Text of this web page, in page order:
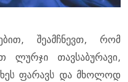
შეამჩნევთ, რომ
ლურჯი თავსაბურავი,
ფარავს და მხოლოდ